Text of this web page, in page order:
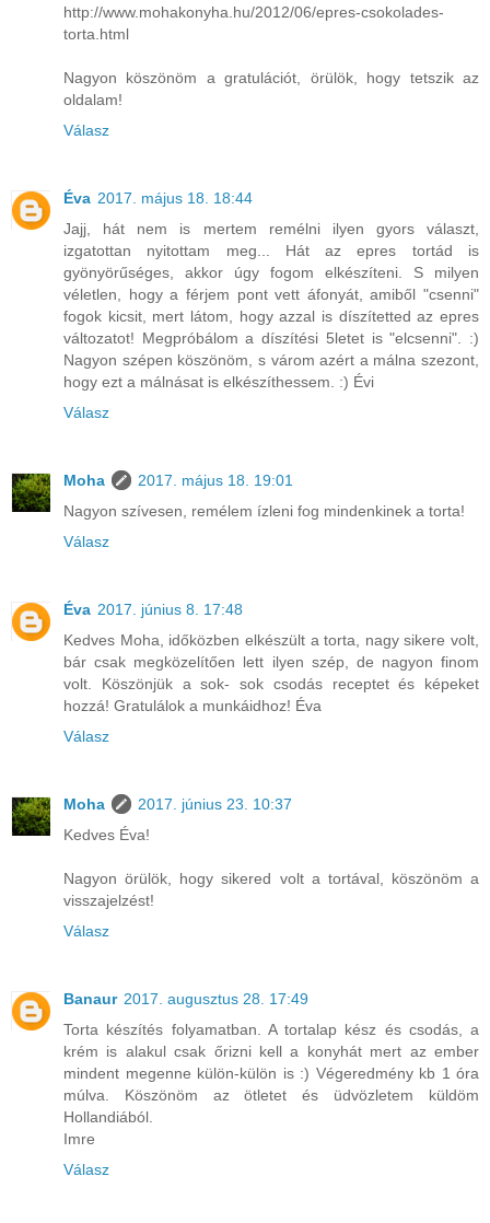
http://www.mohakonyha.hu/2012/06/epres-csokolades-
torta.html
Nagyon köszönöm a gratulációt, örülök, hogy tetszik az
oldalam!
Válasz
Éva 2017. május 18. 18:44
Jajj, hát nem is mertem remélni ilyen gyors választ,
izgatottan nyitottam meg... Hát az epres tortád is
gyönyörűséges, akkor úgy fogom elkészíteni. S milyen
véletlen, hogy a férjem pont vett áfonyát, amiből "csenni"
fogok kicsit, mert látom, hogy azzal is díszítetted az epres
változatot! Megpróbálom a díszítési 5letet is "elcsenni". :)
Nagyon szépen köszönöm, s várom azért a málna szezont,
hogy ezt a málnásat is elkészíthessem. :) Évi
Válasz
Moha
2017. május 18. 19:01
Nagyon szívesen, remélem ízleni fog mindenkinek a torta!
Válasz
Éva 2017. június 8. 17:48
Kedves Moha, időközben elkészült a torta, nagy sikere volt,
bár csak megközelítően lett ilyen szép, de nagyon finom
volt. Köszönjük a sok- sok csodás receptet és képeket
hozzá! Gratulálok a munkáidhoz! Éva
Válasz
Moha
2017. június 23. 10:37
Kedves Éva!
Nagyon örülök, hogy sikered volt a tortával, köszönöm a
visszajelzést!
Válasz
Banaur 2017. augusztus 28. 17:49
Torta készítés folyamatban. A tortalap kész és csodás, a
krém is alakul csak őrizni kell a konyhát mert az ember
mindent megenne külön-külön is :) Végeredmény kb 1 óra
múlva. Köszönöm az ötletet és üdvözletem küldöm
Hollandiából.
Imre
Válasz